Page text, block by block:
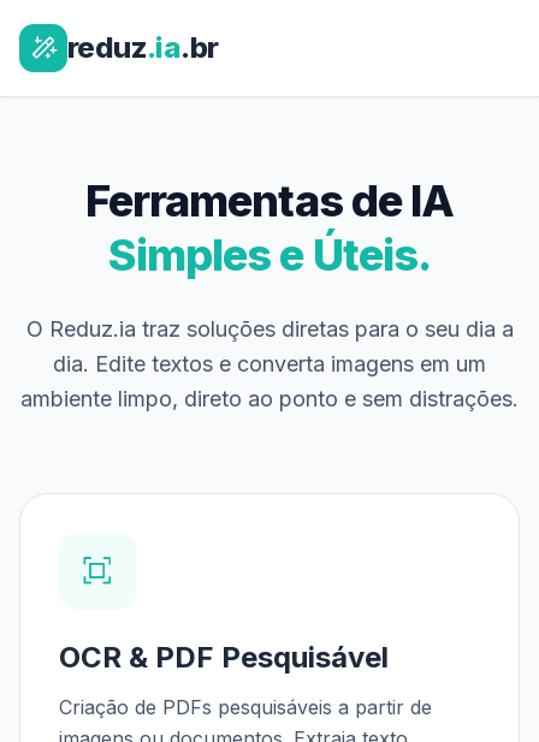
reduz.ia.br
Ferramentas de IA
Simples e Úteis.
O Reduz.ia traz soluções diretas para o seu dia a
dia. Edite textos e converta imagens em um
ambiente limpo, direto ao ponto e sem distrações.
OCR & PDF Pesquisável
Criação de PDFs pesquisáveis a partir de